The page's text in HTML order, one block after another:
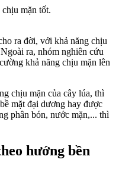
mặn tốt.
ra đời, với khả năng chịu
ra, nhóm nghiên cứu
khả năng chịu mặn lên
chịu mặn của cây lúa, thì
mặt đại dương hay được
phân bón, nước mặn,... thì
hướng bền